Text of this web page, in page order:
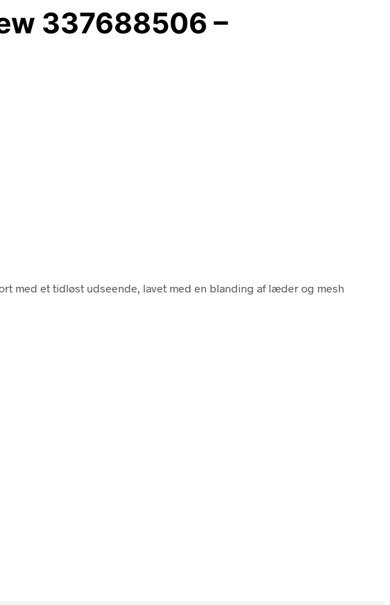
337688506 –
med et tidløst udseende, lavet med en blanding af læder og mesh